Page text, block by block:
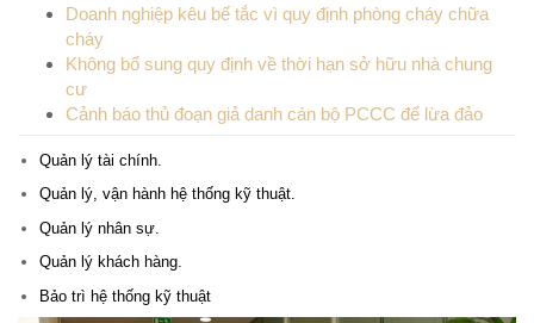
Doanh nghiệp kêu bế tắc vì quy định phòng cháy chữa
cháy
Không bổ sung quy định về thời hạn sở hữu nhà chung
cư
Cảnh báo thủ đoạn giả danh cán bộ PCCC để lừa đảo
Quản lý tài chính.
Quản lý, vận hành hệ thống kỹ thuật.
Quản lý nhân sự.
Quản lý khách hàng.
Bảo trì hệ thống kỹ thuật